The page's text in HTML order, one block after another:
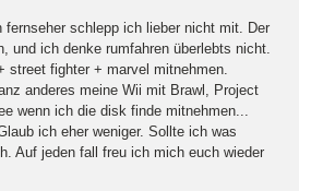
fernseher schlepp ich lieber nicht mit. Der
und ich denke rumfahren überlebts nicht.
street fighter + marvel mitnehmen.
anderes meine Wii mit Brawl, Project
wenn ich die disk finde mitnehmen...
ich eher weniger. Sollte ich was
Auf jeden fall freu ich mich euch wieder